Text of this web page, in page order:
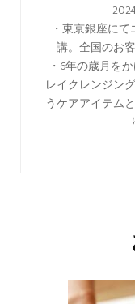
・東京銀座に
講。全国のお
・6年の歳月を
レイクレンジン
うケアアイテム